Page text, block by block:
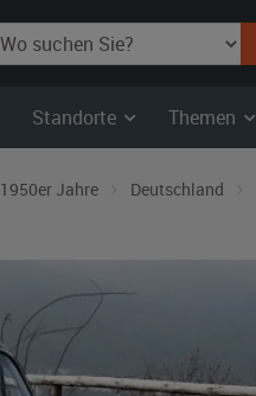
Standorte Themen
1950er Jahre Deutschland